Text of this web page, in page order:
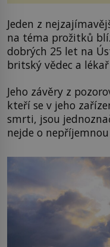
Jeden z
na téma prožitků
dobrých 25 let na
britský vědec a
Jeho závěry z
kteří se v jeho
smrti, jsou
nejde o